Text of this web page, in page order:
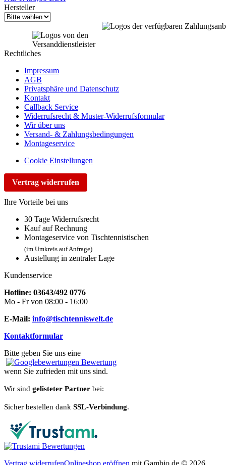
Hersteller
Rechtliches
Impressum
AGB
Privatsphäre und Datenschutz
Kontakt
Callback Service
Widerrufsrecht & Muster-Widerrufsformular
Wir über uns
Versand- & Zahlungsbedingungen
Montageservice
Cookie Einstellungen
Vertrag widerrufen
Ihre Vorteile bei uns
30 Tage Widerrufsrecht
Kauf auf Rechnung
Montageservice von Tischtennistischen
(im Umkreis auf Anfrage)
Austellung in zentraler Lage
Kundenservice
Hotline: 03643/492 0776
Mo - Fr von 08:00 - 16:00
E-Mail: info@tischtenniswelt.de
Kontaktformular
Bitte geben Sie uns eine
Bewertung
wenn Sie zufrieden mit uns sind.
Wir sind gelisteter Partner bei:
Sicher bestellen dank SSL-Verbindung.